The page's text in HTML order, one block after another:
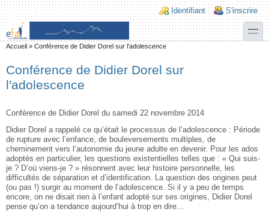
Aller au contenu principal
Skip to search
Login links
Identifiant S'inscrire
toggle
Vous êtes ici
Accueil » Conférence de Didier Dorel sur l'adolescence
Conférence de Didier Dorel sur
l'adolescence
Conférence de Didier Dorel du samedi 22 novembre 2014
Didier Dorel a rappelé ce qu’était le processus de l’adolescence : Période
de rupture avec l’enfance, de bouleversements multiples, de
cheminement vers l’autonomie du jeune adulte en devenir. Pour les ados
adoptés en particulier, les questions existentielles telles que : « Qui suis-
je ? D’où viens-je ? » résonnent avec leur histoire personnelle, les
difficultés de séparation et d’identification. La question des origines peut
(ou pas !) surgir au moment de l’adolescence. Si il y a peu de temps
encore, on ne disait rien à l’enfant adopté sur ses origines, Didier Dorel
pense qu’on a tendance aujourd’hui à trop en dire…